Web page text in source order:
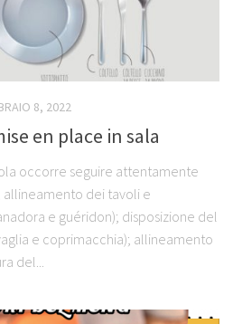
8, 2022
en place in sala
occorre seguire attentamente
allineamento dei tavoli e
e guéridon); disposizione del
e coprimacchia); allineamento
del...